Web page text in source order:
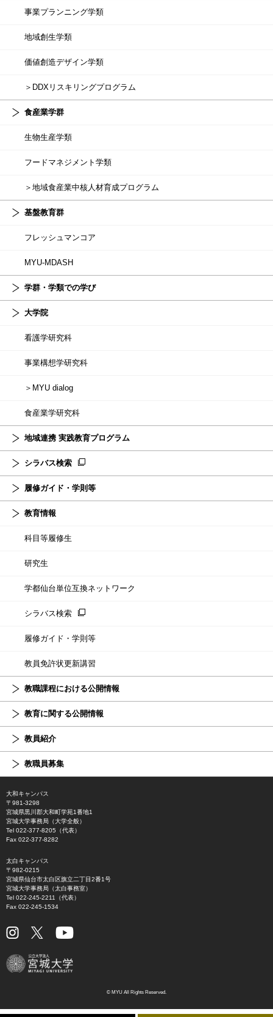
事業プランニング学類
地域創生学類
価値創造デザイン学類
＞DDXリスキリングプログラム
食産業学群
生物生産学類
フードマネジメント学類
＞地域食産業中核人材育成プログラム
基盤教育群
フレッシュマンコア
MYU-MDASH
学群・学類での学び
大学院
看護学研究科
事業構想学研究科
＞MYU dialog
食産業学研究科
地域連携 実践教育プログラム
シラバス検索
履修ガイド・学則等
教育情報
科目等履修生
研究生
学都仙台単位互換ネットワーク
シラバス検索
履修ガイド・学則等
教員免許状更新講習
教職課程における公開情報
教育に関する公開情報
教員紹介
教職員募集
大和キャンパス
〒981-3298
宮城県黒川郡大和町学苑1番地1
宮城大学事務局（大学全般）
Tel 022-377-8205（代表）
Fax 022-377-8282
太白キャンパス
〒982-0215
宮城県仙台市太白区旗立二丁目2番1号
宮城大学事務局（太白事務室）
Tel 022-245-2211（代表）
Fax 022-245-1534
© MYU All Rights Reserved.